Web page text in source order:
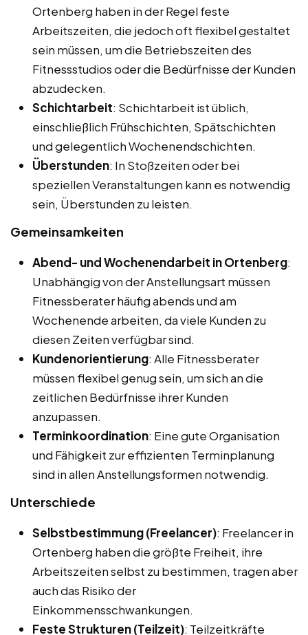
Ortenberg haben in der Regel feste
Arbeitszeiten, die jedoch oft flexibel gestaltet
sein müssen, um die Betriebszeiten des
Fitnessstudios oder die Bedürfnisse der Kunden
abzudecken.
Schichtarbeit: Schichtarbeit ist üblich,
einschließlich Frühschichten, Spätschichten
und gelegentlich Wochenendschichten.
Überstunden: In Stoßzeiten oder bei
speziellen Veranstaltungen kann es notwendig
sein, Überstunden zu leisten.
Gemeinsamkeiten
Abend- und Wochenendarbeit in Ortenberg:
Unabhängig von der Anstellungsart müssen
Fitnessberater häufig abends und am
Wochenende arbeiten, da viele Kunden zu
diesen Zeiten verfügbar sind.
Kundenorientierung: Alle Fitnessberater
müssen flexibel genug sein, um sich an die
zeitlichen Bedürfnisse ihrer Kunden
anzupassen.
Terminkoordination: Eine gute Organisation
und Fähigkeit zur effizienten Terminplanung
sind in allen Anstellungsformen notwendig.
Unterschiede
Selbstbestimmung (Freelancer): Freelancer in
Ortenberg haben die größte Freiheit, ihre
Arbeitszeiten selbst zu bestimmen, tragen aber
auch das Risiko der
Einkommensschwankungen.
Feste Strukturen (Teilzeit): Teilzeitkräfte